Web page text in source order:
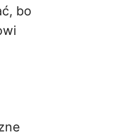
bo